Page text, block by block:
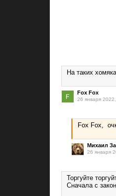
На таких
Fox Fox
26 января
Fox Fox,
Михаил
26 января
Торгуйте
Сначала с